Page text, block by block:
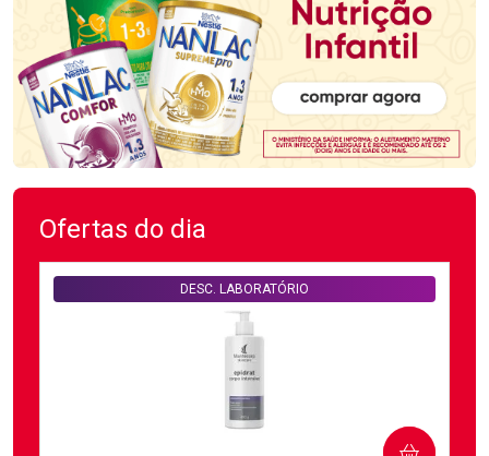
Ofertas do dia
DESC. LABORATÓRIO
COMPRAR